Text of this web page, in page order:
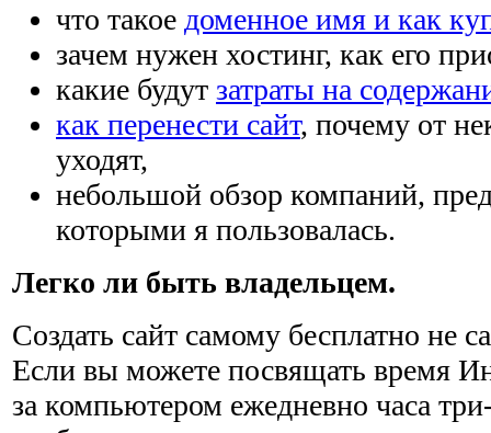
что такое доменное имя и как
зачем нужен хостинг, как его
какие будут затраты на
как перенести сайт, почему от
уходят,
небольшой обзор компаний,
которыми я пользовалась.
Легко ли быть владельцем.
Создать сайт самому бесплатно не
Если вы можете посвящать время
за компьютером ежедневно часа